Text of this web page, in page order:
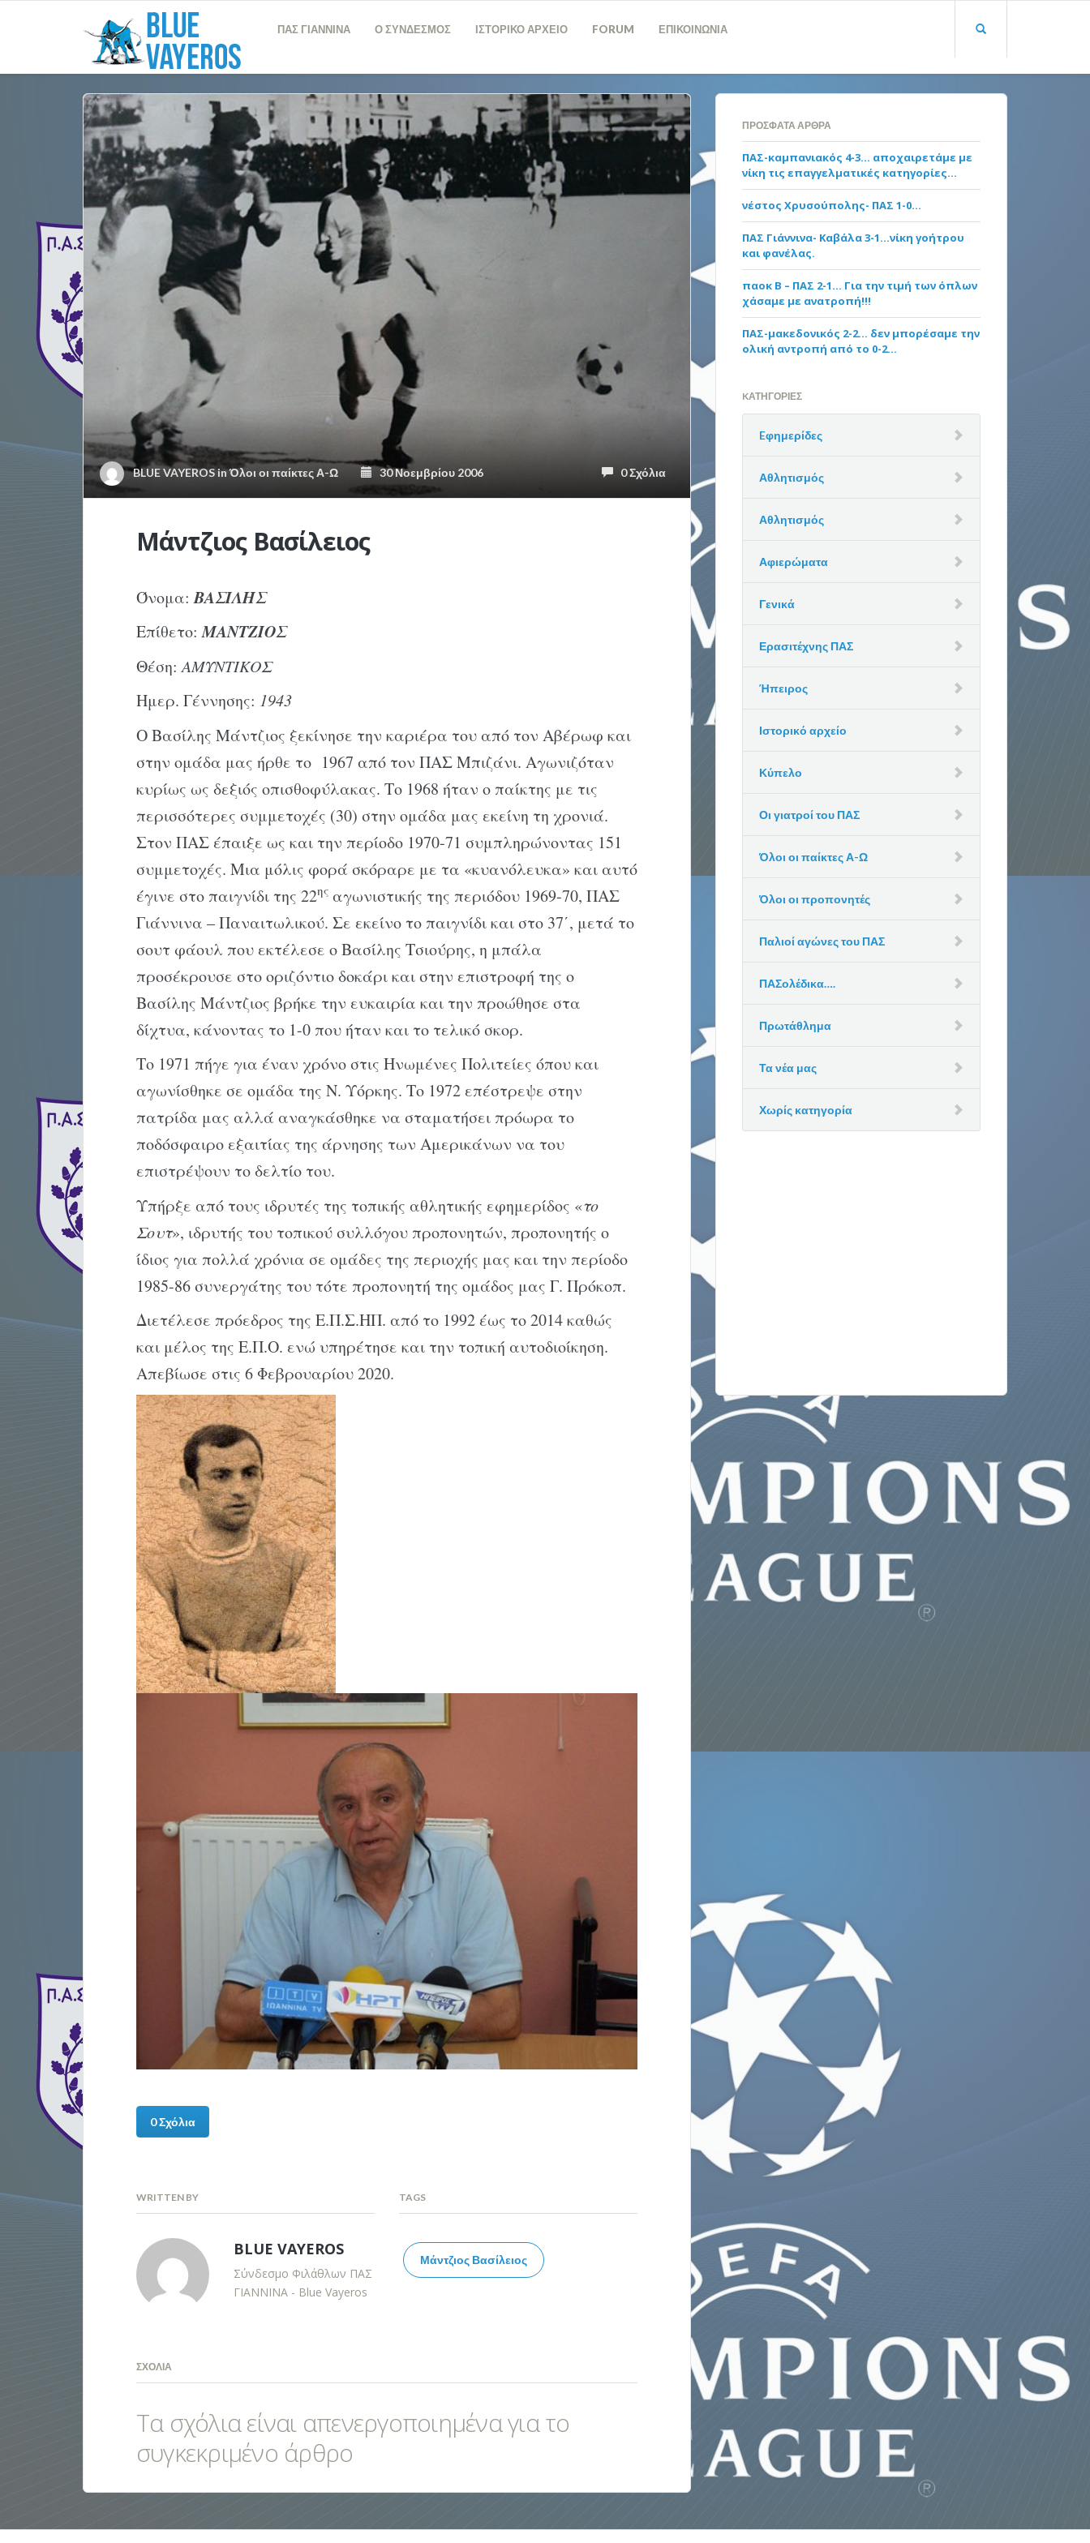
ΠΑΣ ΓΙΑΝΝΙΝΑ Ο ΣΥΝΔΕΣΜΟΣ ΙΣΤΟΡΙΚΟ ΑΡΧΕΙΟ FORUM ΕΠΙΚΟΙΝΩΝΙΑ
BLUE VAYEROSinΌλοι οι παίκτες Α-Ω 30 Νοεμβρίου 2006 0 Σχόλια
Μάντζιος Βασίλειος
Όνομα:ΒΑΣΙΛΗΣ
Επίθετο: ΜΑΝΤΖΙΟΣ
Θέση:ΑΜΥΝΤΙΚΟΣ
Ημερ. Γέννησης: 1943
Ο Βασίλης Μάντζιος ξεκίνησε την καριέρα του από τον Αβέρωφ και
στην ομάδα μας ήρθε το 1967 από τον ΠΑΣ Μπιζάνι. Αγωνιζόταν
κυρίως ως δεξιός οπισθοφύλακας. Το 1968 ήταν ο παίκτης με τις
περισσότερες συμμετοχές (30) στην ομάδα μας εκείνη τη χρονιά.
Στον ΠΑΣ έπαιξε ως και την περίοδο 1970-71 συμπληρώνοντας 151
συμμετοχές. Μια μόλις φορά σκόραρε με τα «κυανόλευκα» και αυτό
έγινε στο παιγνίδι της 22ηςαγωνιστικής της περιόδου 1969-70, ΠΑΣ
Γιάννινα – Παναιτωλικού. Σε εκείνο το παιγνίδι και στο 37΄, μετά το
σουτ φάουλ που εκτέλεσε ο Βασίλης Τσιούρης, η μπάλα
προσέκρουσε στο οριζόντιο δοκάρι και στην επιστροφή της ο
Βασίλης Μάντζιος βρήκε την ευκαιρία και την προώθησε στα
δίχτυα, κάνοντας το 1-0 που ήταν και το τελικό σκορ.
Το 1971 πήγε για έναν χρόνο στις Ηνωμένες Πολιτείες όπου και
αγωνίσθηκε σε ομάδα της Ν. Υόρκης. Το 1972 επέστρεψε στην
πατρίδα μας αλλά αναγκάσθηκε να σταματήσει πρόωρα το
ποδόσφαιρο εξαιτίας της άρνησης των Αμερικάνων να του
επιστρέψουν το δελτίο του.
Υπήρξε από τους ιδρυτές της τοπικής αθλητικής εφημερίδος «το
Σουτ», ιδρυτής του τοπικού συλλόγου προπονητών, προπονητής ο
ίδιος για πολλά χρόνια σε ομάδες της περιοχής μας και την περίοδο
1985-86 συνεργάτης του τότε προπονητή της ομάδος μας Γ. Πρόκοπ.
Διετέλεσε πρόεδρος της Ε.Π.Σ.ΗΠ. από το 1992 έως το 2014 καθώς
και μέλος της Ε.Π.Ο. ενώ υπηρέτησε και την τοπική αυτοδιοίκηση.
Απεβίωσε στις 6 Φεβρουαρίου 2020.
0 Σχόλια
WRITTEN BY
BLUE VAYEROS
Σύνδεσμο Φιλάθλων ΠΑΣ
ΓΙΑΝΝΙΝΑ - Blue Vayeros
TAGS
Μάντζιος Βασίλειος
ΣΧΌΛΙΑ
Τα σχόλια είναι απενεργοποιημένα για το
συγκεκριμένο άρθρο
ΠΡΌΣΦΑΤΑ ΆΡΘΡΑ
ΠΑΣ-καμπανιακός 4-3… αποχαιρετάμε με
νίκη τις επαγγελματικές κατηγορίες…
νέστος Χρυσούπολης- ΠΑΣ 1-0…
ΠΑΣ Γιάννινα- Καβάλα 3-1…νίκη γοήτρου
και φανέλας.
παοκ Β – ΠΑΣ 2-1… Για την τιμή των όπλων
χάσαμε με ανατροπή!!!
ΠΑΣ-μακεδονικός 2-2… δεν μπορέσαμε την
ολική αντροπή από το 0-2…
KΑΤΗΓΟΡΊΕΣ
Eφημερίδες
Αθλητισμός
Αθλητισμός
Αφιερώματα
Γενικά
Ερασιτέχνης ΠΑΣ
Ήπειρος
Ιστορικό αρχείο
Κύπελο
Οι γιατροί του ΠΑΣ
Όλοι οι παίκτες Α-Ω
Όλοι οι προπονητές
Παλιοί αγώνες του ΠΑΣ
ΠΑΣολέδικα….
Πρωτάθλημα
Τα νέα μας
Χωρίς κατηγορία